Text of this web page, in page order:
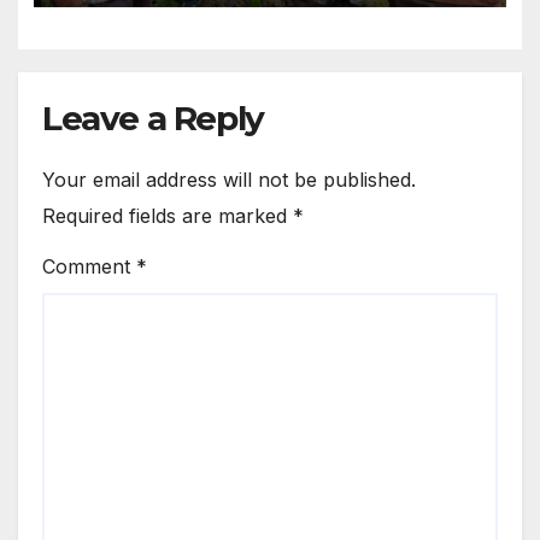
Leave a Reply
Your email address will not be published.
Required fields are marked *
Comment *